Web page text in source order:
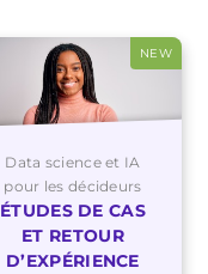
NEW
Data science et IA
pour les décideurs
ÉTUDES DE CAS
ET RETOUR
D’EXPÉRIENCE